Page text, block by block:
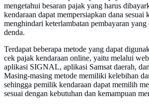
mengetahui besaran pajak yang harus
kendaraan dapat mempersiapkan dana sesuai
menghindari keterlambatan pembayaran yang
denda.
Terdapat beberapa metode yang dapat
cek pajak kendaraan online, yaitu melalui
aplikasi SIGNAL, aplikasi Samsat daerah,
Masing-masing metode memiliki kelebihan
sehingga pemilik kendaraan dapat memilih
sesuai dengan kebutuhan dan kemampuan